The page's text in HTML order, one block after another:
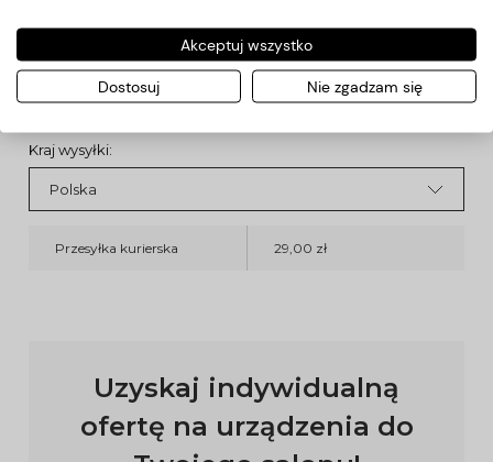
Koszty dostawy
Kraj wysyłki:
Przesyłka kurierska 29,00 zł
Uzyskaj indywidualną
ofertę na urządzenia do
Akceptuj wszystko
Dostosuj Nie zgadzam się